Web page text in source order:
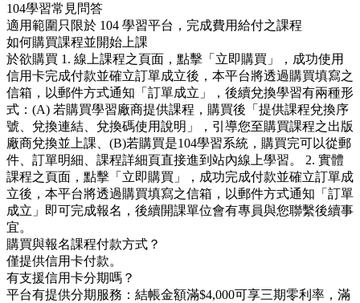
104學習常見問答
適用範圍只限於 104 學習平台，完成費用給付之課程
如何購買課程並開始上課
於欲購買 1. 線上課程之頁面，點擊「立即購買」，成功使用
信用卡完成付款並確立訂單成立後，本平台將透過購買填寫之
信箱，以郵件方式通知「訂單成立」，後續兌換學習有兩種形
式：(A) 若購買學習廠商提供課程，購買後「提供課程兌換序
號、兌換連結、兌換碼使用說明」，引導您至購買課程之出版
廠商兌換並上課、(B)若購買是104學習系統，購買完可以從郵
件、訂單明細、課程詳細頁直接進到站內線上學習。 2. 實體
課程之頁面，點擊「立即購買」，成功完成付款並確立訂單成
立後，本平台將透過購買填寫之信箱，以郵件方式通知「訂單
成立」即可完成報名，後續開課單位會有專員與您聯繫後續事
宜。
購買與報名課程付款方式？
僅提供信用卡付款。
有支援信用卡分期嗎？
平台有提供分期服務：結帳金額滿$4,000可享三期零利率，滿